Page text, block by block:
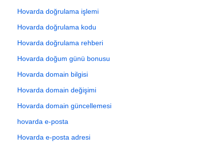
Hovarda doğrulama işlemi
Hovarda doğrulama kodu
Hovarda doğrulama rehberi
Hovarda doğum günü bonusu
Hovarda domain bilgisi
Hovarda domain değişimi
Hovarda domain güncellemesi
hovarda e-posta
Hovarda e-posta adresi